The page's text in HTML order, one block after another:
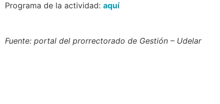
Programa de la actividad: aquí
Fuente: portal del prorrectorado de Gestión – Udelar